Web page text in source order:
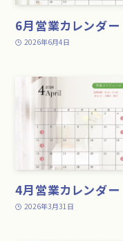
6月営業カレンダー
2026年6月4日
4月営業カレンダー
2026年3月31日